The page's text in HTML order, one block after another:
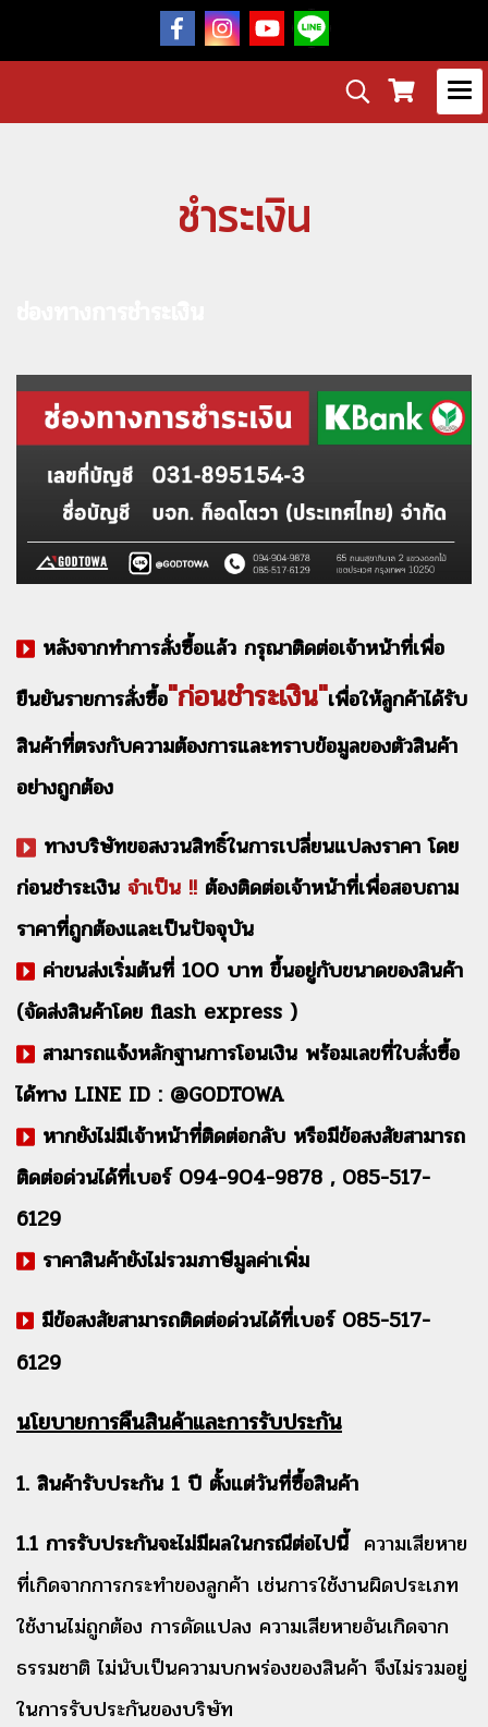
ชำระเงิน
หลังจากทำการสั่งซื้อแล้ว กรุณาติดต่อเจ้าหน้าที่เพื่อ
ยืนยันรายการสั่งซื้อ"ก่อนชำระเงิน"เพื่อให้ลูกค้าได้รับ
สินค้าที่ตรงกับความต้องการและทราบข้อมูลของตัวสินค้า
อย่างถูกต้อง
ทางบริษัทขอสงวนสิทธิ์ในการเปลี่ยนแปลงราคา โดย
ก่อนชำระเงิน จำเป็น !! ต้องติดต่อเจ้าหน้าที่เพื่อสอบถาม
ราคาที่ถูกต้องและเป็นปัจจุบัน
ค่าขนส่งเริ่มต้นที่ 100 บาท ขึ้นอยู่กับขนาดของสินค้า
(จัดส่งสินค้าโดย flash express )
สามารถแจ้งหลักฐานการโอนเงิน พร้อมเลขที่ใบสั่งซื้อ
ได้ทาง LINE ID : @GODTOWA
หากยังไม่มีเจ้าหน้าที่ติดต่อกลับ หรือมีข้อสงสัยสามารถ
ติดต่อด่วนได้ที่เบอร์ 094-904-9878 , 085-517-
6129
ราคาสินค้ายังไม่รวมภาษีมูลค่าเพิ่ม
มีข้อสงสัยสามารถติดต่อด่วนได้ที่เบอร์ 085-517-
6129
นโยบายการคืนสินค้าและการรับประกัน
1. สินค้ารับประกัน 1 ปี ตั้งแต่วันที่ซื้อสินค้า
1.1 การรับประกันจะไม่มีผลในกรณีต่อไปนี้ ความเสียหาย
ที่เกิดจากการกระทำของลูกค้า เช่นการใช้งานผิดประเภท
ใช้งานไม่ถูกต้อง การดัดแปลง ความเสียหายอันเกิดจาก
ธรรมชาติ ไม่นับเป็นความบกพร่องของสินค้า จึงไม่รวมอยู่
ในการรับประกันของบริษัท